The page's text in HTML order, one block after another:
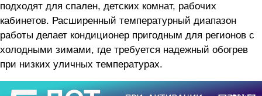
подходят для спален, детских комнат, рабочих
кабинетов. Расширенный температурный диапазон
работы делает кондиционер пригодным для регионов с
холодными зимами, где требуется надежный обогрев
при низких уличных температурах.